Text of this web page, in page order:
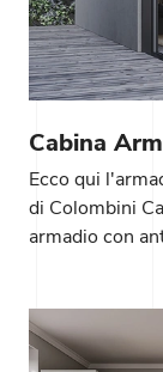
Cabina
Ecco qui
di Colombini
armadio con